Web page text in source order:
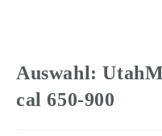
Auswahl:
cal 650-900